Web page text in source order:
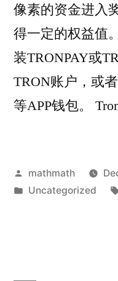
像素的资金进入
得一定的权益值
装TRONPAY或
TRON账户，或
等APP钱包。
Posted
by
mathmath
Posted
Uncategorized